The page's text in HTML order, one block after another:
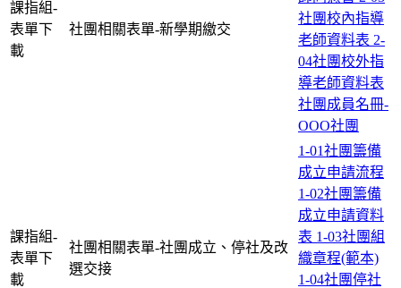
課指組-
表單下
載
社團相關表單-新學期繳交
社團校內指導
老師資料表 2-
04社團校外指
導老師資料表
社團成員名冊-
OOO社團
課指組-
表單下
載
社團相關表單-社團成立、停社及改
選交接
1-01社團籌備
成立申請流程
1-02社團籌備
成立申請資料
表 1-03社團組
織章程(範本)
1-04社團停社